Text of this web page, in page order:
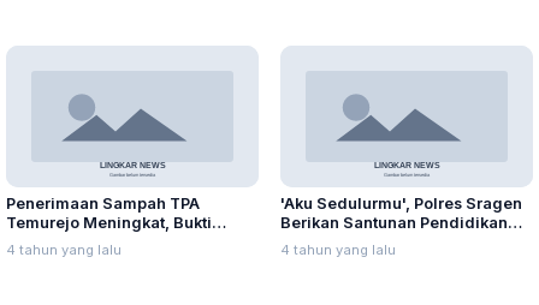
Penerimaan Sampah TPA
Temurejo Meningkat, Bukti
Masyarakat Blora Peduli
Kebersihan
4 tahun yang lalu
'Aku Sedulurmu', Polres Sragen
Berikan Santunan Pendidikan
Anak Yatim Piatu
4 tahun yang lalu